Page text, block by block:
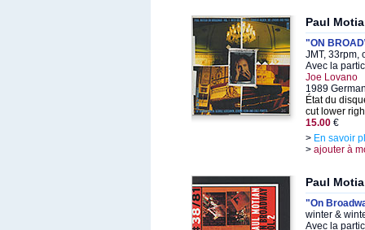
Paul
"ON
JMT, 33rpm,
Avec la
Joe Lovano
1989
État du
cut lower
15.00 €
> En savoir
> ajouter à
Paul
"On
winter &
Avec la